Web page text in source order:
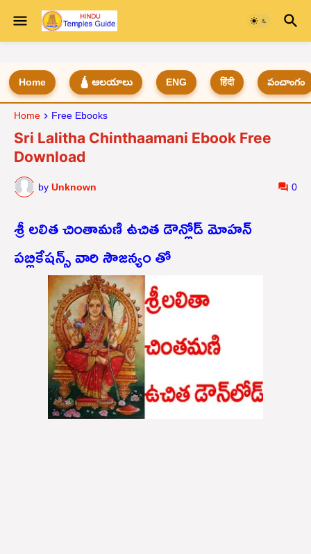
Home 🛕 ఆలయాలు ENG हिंदी పంచాంగం
Home Free Ebooks
Sri Lalitha Chinthaamani Ebook Free
Download
by Unknown 0
శ్రీ లలిత చింతామణి ఉచిత డౌన్లోడ్ మోహన్
పబ్లికేషన్స్ వారి సౌజన్యం తో